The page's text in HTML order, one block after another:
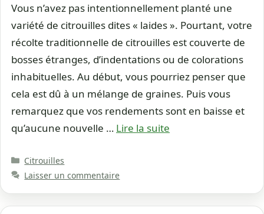
Vous n’avez pas intentionnellement planté une
variété de citrouilles dites « laides ». Pourtant, votre
récolte traditionnelle de citrouilles est couverte de
bosses étranges, d’indentations ou de colorations
inhabituelles. Au début, vous pourriez penser que
cela est dû à un mélange de graines. Puis vous
remarquez que vos rendements sont en baisse et
qu’aucune nouvelle … Lire la suite
Catégories
Citrouilles
Laisser un commentaire